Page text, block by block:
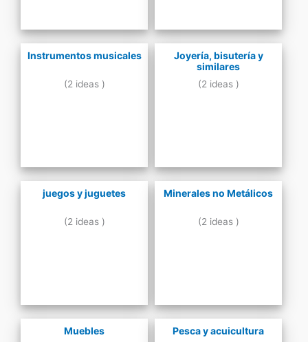
Instrumentos musicales
(2 ideas )
Joyería, bisutería y
similares
(2 ideas )
juegos y juguetes
(2 ideas )
Minerales no Metálicos
(2 ideas )
Muebles Pesca y acuicultura